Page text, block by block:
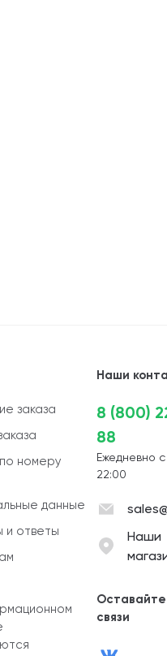
заказа
номеру
данные
и ответы
Наши
8 (800)
88
Ежедневно
22:00
Наши
связи